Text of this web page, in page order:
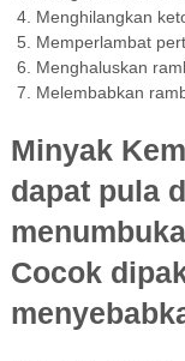
Menghilangkan
Memperlambat
Menghaluskan
Melembabkan
Minyak
dapat pula
Cocok